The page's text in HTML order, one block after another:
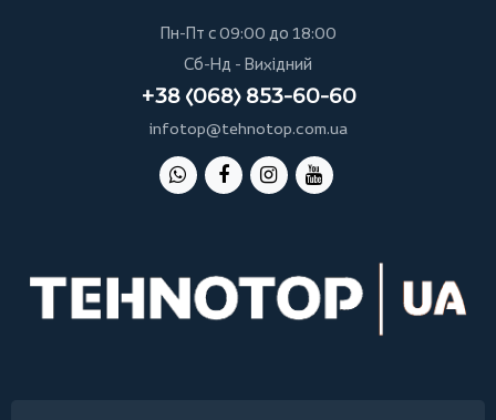
Пн-Пт с 09:00 до 18:00
Сб-Нд - Вихідний
+38 (068) 853-60-60
infotop@tehnotop.com.ua